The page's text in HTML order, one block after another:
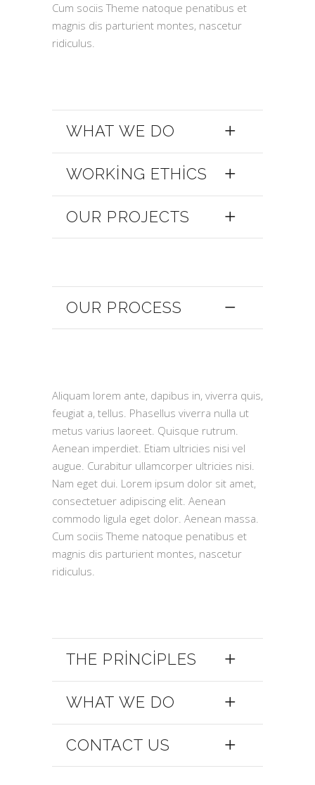
Cum sociis Theme natoque penatibus et
magnis dis parturient montes, nascetur
ridiculus.
WHAT WE DO
WORKING ETHICS
OUR PROJECTS
OUR PROCESS
Aliquam lorem ante, dapibus in, viverra quis,
feugiat a, tellus. Phasellus viverra nulla ut
metus varius laoreet. Quisque rutrum.
Aenean imperdiet. Etiam ultricies nisi vel
augue. Curabitur ullamcorper ultricies nisi.
Nam eget dui. Lorem ipsum dolor sit amet,
consectetuer adipiscing elit. Aenean
commodo ligula eget dolor. Aenean massa.
Cum sociis Theme natoque penatibus et
magnis dis parturient montes, nascetur
ridiculus.
THE PRINCIPLES
WHAT WE DO
CONTACT US